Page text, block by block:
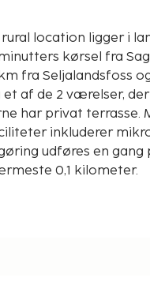
location ligger i
kørsel fra
fra Seljalandsfoss
et af de 2 værelser,
har privat terrasse.
inkluderer
udføres en gang
0,1 kilometer.